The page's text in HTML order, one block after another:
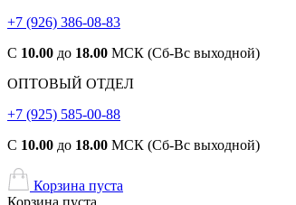
+7 (926) 386-08-83
С 10.00 до 18.00 МСК (Сб-Вс выходной)
ОПТОВЫЙ ОТДЕЛ
+7 (925) 585-00-88
С 10.00 до 18.00 МСК (Сб-Вс выходной)
Корзина пуста
Корзина пуста